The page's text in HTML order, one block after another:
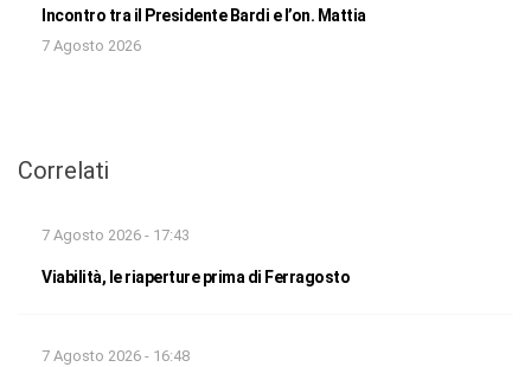
Incontro tra il Presidente Bardi e l’on. Mattia
7 Agosto 2026
Correlati
7 Agosto 2026 - 17:43
Viabilità, le riaperture prima di Ferragosto
7 Agosto 2026 - 16:48